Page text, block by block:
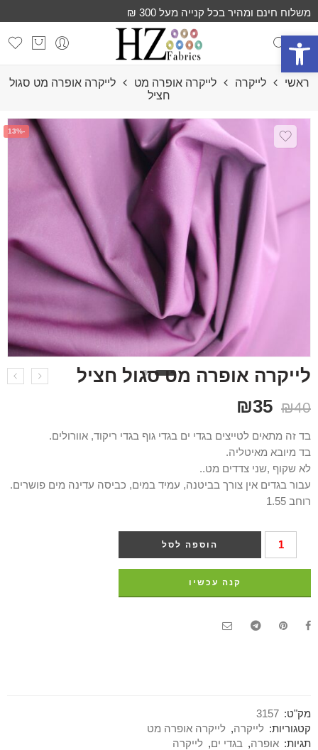
פתח סרגל נגישות
משלוח חינם ומהיר בכל קנייה מעל 300 ₪
ראשי לייקרה לייקרה אופרה מט
לייקרה אופרה מט סגול
חציל
-13%
לייקרה אופרה מט סגול חציל
₪40
₪35
בד זה מתאים לטייצים בגדי ים בגדי גוף בגדי ריקוד, אוורולים.
בד מיובא מאיטליה.
לא שקוף ,שני צדדים מט..
עבור בגדים אין צורך בביטנה, עמיד במים, כביסה עדינה מים פושרים.
רוחב 1.55
הוספה לסל
קנה עכשיו
מק"ט: 3157
קטגוריות: לייקרה, לייקרה אופרה מט
תגיות: אופרה, בגדי ים, לייקרה